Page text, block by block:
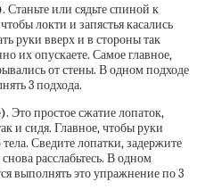
. Станьте или сядьте спиной к
локти и запястья касались
руки вверх и в стороны так
их опускаете. Самое главное,
от стены. В одном подходе
3 подхода.
. Это простое сжатие лопаток,
и сидя. Главное, чтобы руки
Сведите лопатки, задержите
расслабьтесь. В одном
выполнять это упражнение по 3